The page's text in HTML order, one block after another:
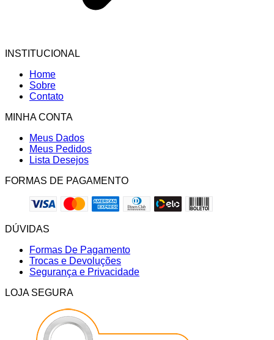
INSTITUCIONAL
Home
Sobre
Contato
MINHA CONTA
Meus Dados
Meus Pedidos
Lista Desejos
FORMAS DE PAGAMENTO
DÚVIDAS
Formas De Pagamento
Trocas e Devoluções
Segurança e Privacidade
LOJA SEGURA